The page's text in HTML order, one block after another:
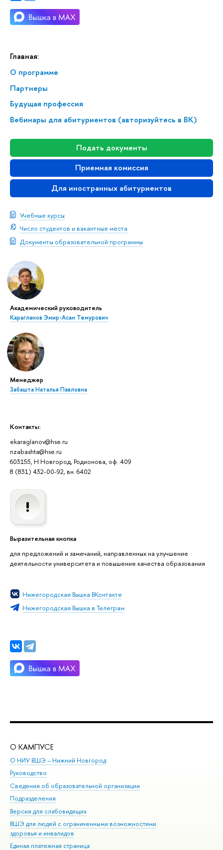
Главная:
О программе
Партнеры
Будущая профессия
Вебинары для абитуриентов (авторизуйтесь в ВК)
Подать документы
Приемная комиссия
Для иностранных абитуриентов
Учебные курсы
Число студентов и вакантные места
Документы образовательной программы
Академический руководитель
Карагланов Эмир-Асан Темурович
Менеджер
Забашта Наталья Павловна
Контакты:
ekaraglanov@hse.ru
nzabashta@hse.ru
603155, Н.Новгород, Родионова, оф. 409
8 (831) 432-00-92, вн. 6402
Выразительная кнопка
для предложений и замечаний, направленных на улучшение
деятельности университета и повышение качества образования
Нижегородская Вышка ВКонтакте
Нижегородская Вышка в Телеграм
О КАМПУСЕ
О НИУ ВШЭ – Нижний Новгород
Руководство
Сведения об образовательной организации
Подразделения
Версия для слабовидящих
ВШЭ для людей с ограниченными возможностями
здоровья и инвалидов
Единая платежная страница